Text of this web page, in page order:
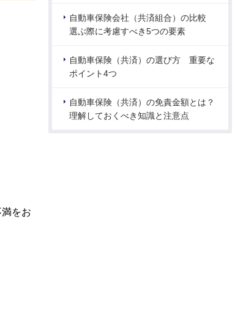
をお
自動車保険会社（共済組合）の比較
選ぶ際に考慮すべき5つの要素
自動車保険（共済）の選び方 重要な
ポイント4つ
自動車保険（共済）の免責金額とは？
理解しておくべき知識と注意点